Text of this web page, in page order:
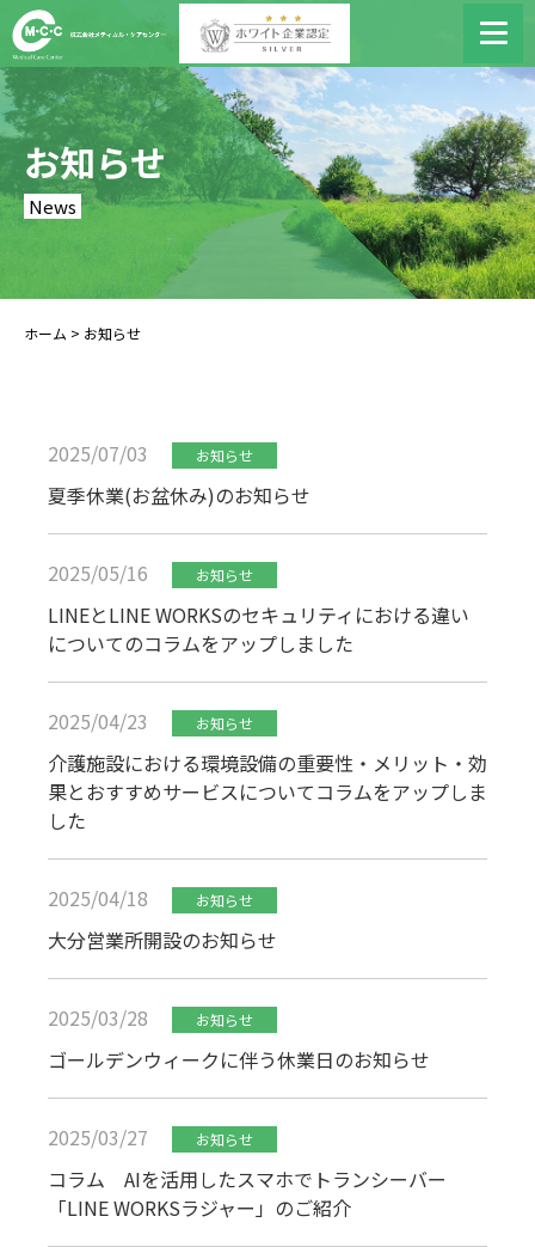
お知らせ
News
ホーム > お知らせ
2025/07/03 お知らせ
夏季休業(お盆休み)のお知らせ
2025/05/16 お知らせ
LINEとLINE WORKSのセキュリティにおける違い
についてのコラムをアップしました
2025/04/23 お知らせ
介護施設における環境設備の重要性・メリット・効
果とおすすめサービスについてコラムをアップしま
した
2025/04/18 お知らせ
大分営業所開設のお知らせ
2025/03/28 お知らせ
ゴールデンウィークに伴う休業日のお知らせ
2025/03/27 お知らせ
コラム AIを活用したスマホでトランシーバー
「LINE WORKSラジャー」のご紹介